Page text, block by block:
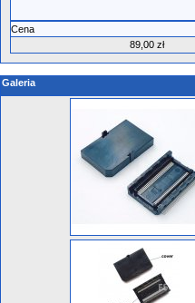
Cena
89,00 zł
Galeria